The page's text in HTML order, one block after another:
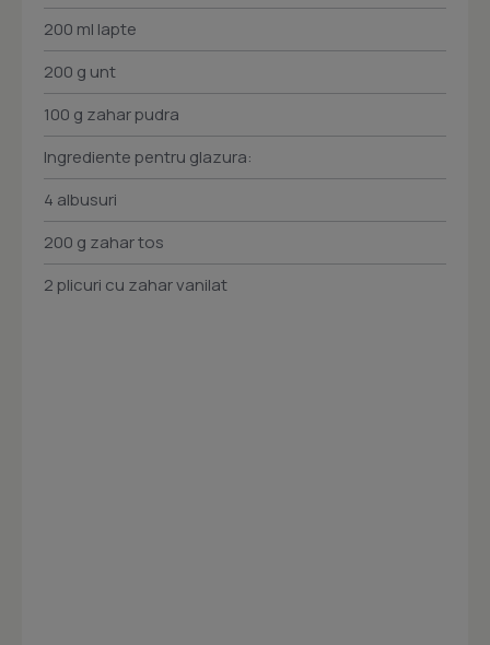
200 ml lapte
200 g unt
100 g zahar pudra
Ingrediente pentru glazura:
4 albusuri
200 g zahar tos
2 plicuri cu zahar vanilat